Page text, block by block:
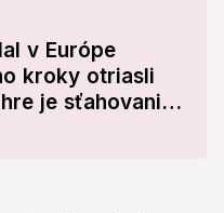
v Európe
kroky otriasli
je sťahovanie